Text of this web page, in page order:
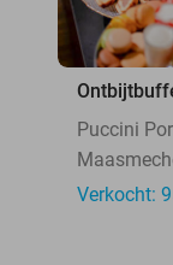
Puccini
Verkocht: